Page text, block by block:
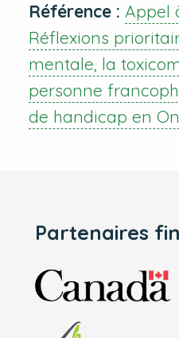
Référence : Appel
Réflexions
mentale, la
personne
de handicap en
Partenaires